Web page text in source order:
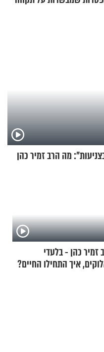
מה הרב זמיר כהן
זמיר כהן - בלעדי
איך התחילו החיים?